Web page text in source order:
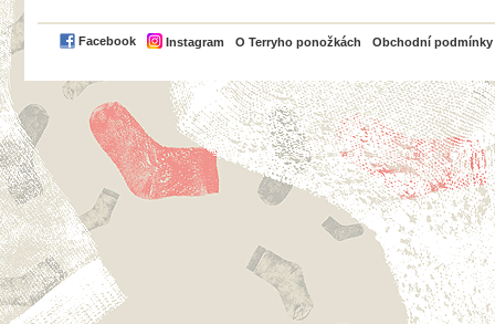
Facebook Instagram O Terryho ponožkách Obchodní podmínky
PayPal